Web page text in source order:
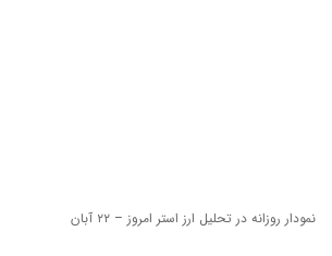
نمودار روزانه در تحلیل ارز استر امروز – ۲۲ آبان